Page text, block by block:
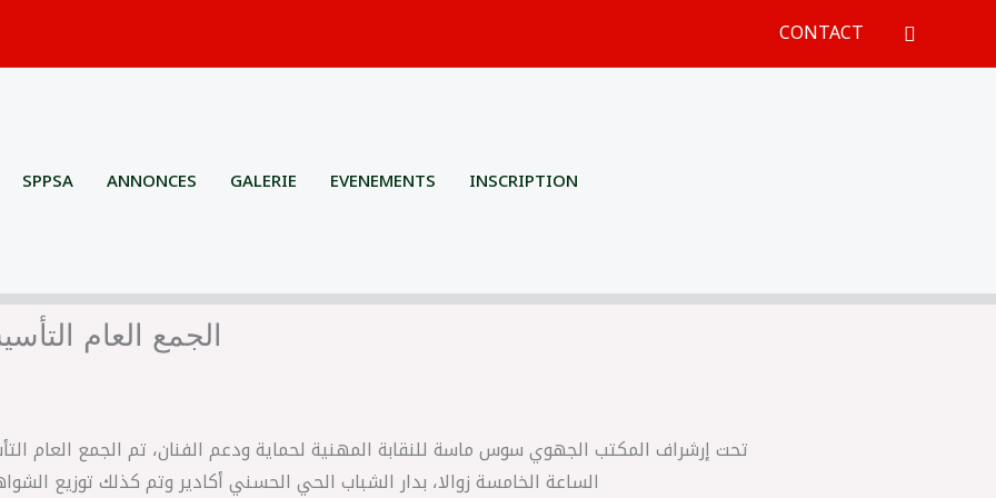
CONTACT
SPPSA ANNONCES GALERIE EVENEMENTS INSCRIPTION
الجمع العام
الساعة الخامسة زوالا، بدار الشباب الحي الحسني أكادير وتم كذلك توزيع